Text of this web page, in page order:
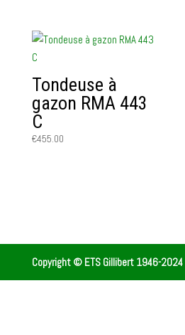
Tondeuse à
gazon RMA 443
C
€455.00
Copyright © ETS Gillibert 1946-2024